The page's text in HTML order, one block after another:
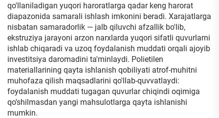
qo'llaniladigan yuqori haroratlarga qadar keng harorat
diapazonida samarali ishlash imkonini beradi. Xarajatlarga
nisbatan samaradorlik — jalb qiluvchi afzallik bo'lib,
ekstruziya jarayoni arzon narxlarda yuqori sifatli quvurlarni
ishlab chiqaradi va uzoq foydalanish muddati orqali ajoyib
investitsiya daromadini ta'minlaydi. Polietilen
materiallarining qayta ishlanish qobiliyati atrof-muhitni
muhofaza qilish maqsadlarini qo'llab-quvvatlaydi:
foydalanish muddati tugagan quvurlar chiqindi oqimiga
qo'shilmasdan yangi mahsulotlarga qayta ishlanishi
mumkin.